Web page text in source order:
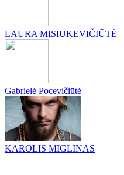
LAURA MISIUKEVIČIŪTĖ
Gabrielė Pocevičiūtė
KAROLIS MIGLINAS